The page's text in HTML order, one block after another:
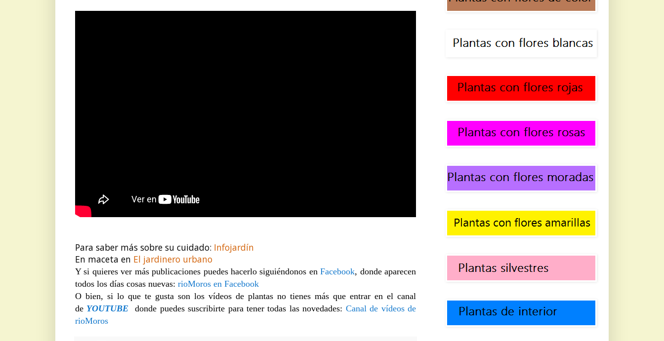
Para saber más sobre su cuidado: Infojardín
En maceta en El jardinero urbano
Y si quieres ver más publicaciones puedes hacerlo siguiéndonos enFacebook, donde aparecen
todos los días cosas nuevas: rioMoros en Facebook
O bien, si lo que te gusta son los vídeos de plantas no tienes más que entrar en el canal
de YOUTUBE donde puedes suscribirte para tener todas las novedades: Canal de vídeos de
rioMoros